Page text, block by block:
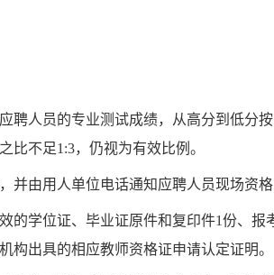
聘人员的专业测试成绩，从高分到低分按
比不足1:3，仍视为有效比例。
由用人单位电话通知应聘人员现场资格
的学位证、毕业证原件和复印件1份、
构出具的相应教师资格证申请认定证明。